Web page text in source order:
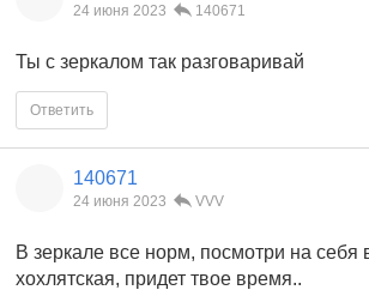
24 июня 2023 140671
Ты с зеркалом так разговаривай
Ответить
140671
24 июня 2023 VVV
В зеркале все норм, посмотри на себя
хохлятская, придет твое время..